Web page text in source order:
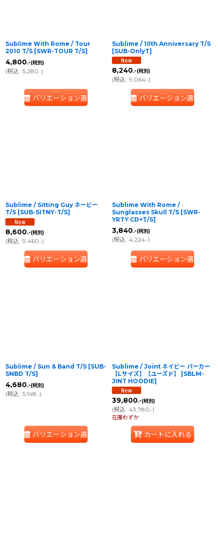
Sublime With Rome / Tour
2010 T/S [SWR-TOUR T/S]
4,800.-(税別)
(税込: 5,280.-)
バリエーション選択
Sublime / 10th Anniversary T/S
[SUB-OnlyT]
8,240.-(税別)
(税込: 9,064.-)
バリエーション選択
Sublime / Sitting Guy ネービー
T/S [SUB-SITNY-T/S]
8,600.-(税別)
(税込: 9,460 .-)
バリエーション選択
Sublime With Rome /
Sunglasses Skull T/S [SWR-
YRTY CD+T/S]
3,840.-(税別)
(税込: 4,224.-)
バリエーション選択
Sublime / Sun & Band T/S [SUB-
SNBD T/S]
4,680.-(税別)
(税込: 5,148 .-)
バリエーション選択
Sublime / Joint ネイビー パーカー
【Lサイズ】【ユーズド】
[SBLM-
JINT HOODIE]
39,800.-(税別)
(税込: 43,780.-)
在庫わずか
カートに入れる